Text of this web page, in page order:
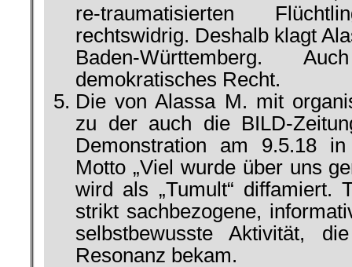
re-traumatisierten
rechtswidrig. Deshalb klagt
Baden-Württemberg.
demokratisches Recht.
Die von Alassa M. mit
zu der auch die BILD-
Demonstration am 9.5.18
Motto „Viel wurde über uns
wird als „Tumult“ diffamiert.
strikt sachbezogene,
selbstbewusste Aktivität,
Resonanz bekam.